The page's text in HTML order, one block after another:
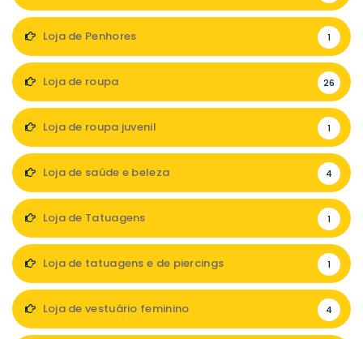
Loja de Penhores 1
Loja de roupa 26
Loja de roupa juvenil 1
Loja de saúde e beleza 4
Loja de Tatuagens 1
Loja de tatuagens e de piercings 1
Loja de vestuário feminino 4